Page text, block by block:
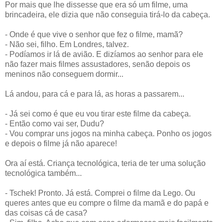
Por mais que lhe dissesse que era só um filme, uma
brincadeira, ele dizia que não conseguia tirá-lo da cabeça.
- Onde é que vive o senhor que fez o filme, mamã?
- Não sei, filho. Em Londres, talvez.
- Podíamos ir lá de avião. E dizíamos ao senhor para ele
não fazer mais filmes assustadores, senão depois os
meninos não conseguem dormir...
Lá andou, para cá e para lá, as horas a passarem...
- Já sei como é que eu vou tirar este filme da cabeça.
- Então como vai ser, Dudu?
- Vou comprar uns jogos na minha cabeça. Ponho os jogos
e depois o filme já não aparece!
Ora aí está. Criança tecnológica, teria de ter uma solução
tecnológica também...
- Tschek! Pronto. Já está. Comprei o filme da Lego. Ou
queres antes que eu compre o filme da mamã e do papá e
das coisas cá de casa?